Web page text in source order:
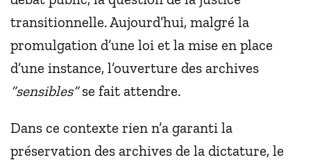
transitionnelle. Aujourd’hui, malgré la
promulgation d’une loi et la mise en place
d’une instance, l’ouverture des archives
“sensibles”se fait attendre.
Dans ce contexte rien n’a garanti la
préservation des archives de la dictature, le